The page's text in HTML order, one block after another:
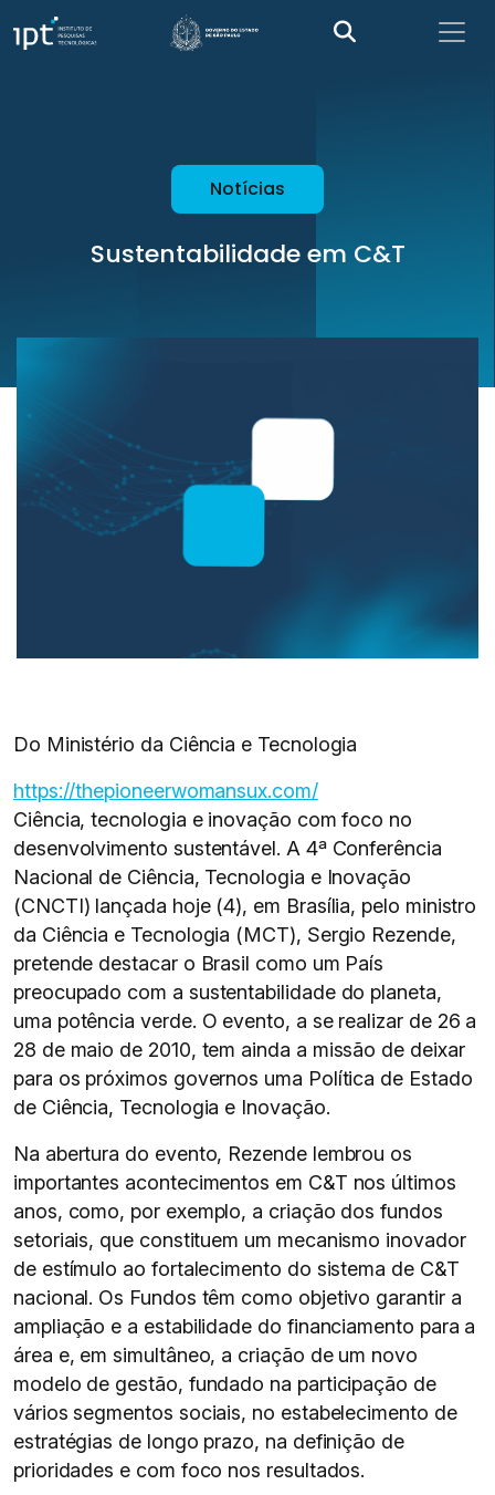
Notícias
Sustentabilidade em C&T
Do Ministério da Ciência e Tecnologia
https://thepioneerwomansux.com/
Ciência, tecnologia e inovação com foco no
desenvolvimento sustentável. A 4ª Conferência
Nacional de Ciência, Tecnologia e Inovação
(CNCTI) lançada hoje (4), em Brasília, pelo ministro
da Ciência e Tecnologia (MCT), Sergio Rezende,
pretende destacar o Brasil como um País
preocupado com a sustentabilidade do planeta,
uma potência verde. O evento, a se realizar de 26 a
28 de maio de 2010, tem ainda a missão de deixar
para os próximos governos uma Política de Estado
de Ciência, Tecnologia e Inovação.
Na abertura do evento, Rezende lembrou os
importantes acontecimentos em C&T nos últimos
anos, como, por exemplo, a criação dos fundos
setoriais, que constituem um mecanismo inovador
de estímulo ao fortalecimento do sistema de C&T
nacional. Os Fundos têm como objetivo garantir a
ampliação e a estabilidade do financiamento para a
área e, em simultâneo, a criação de um novo
modelo de gestão, fundado na participação de
vários segmentos sociais, no estabelecimento de
estratégias de longo prazo, na definição de
prioridades e com foco nos resultados.